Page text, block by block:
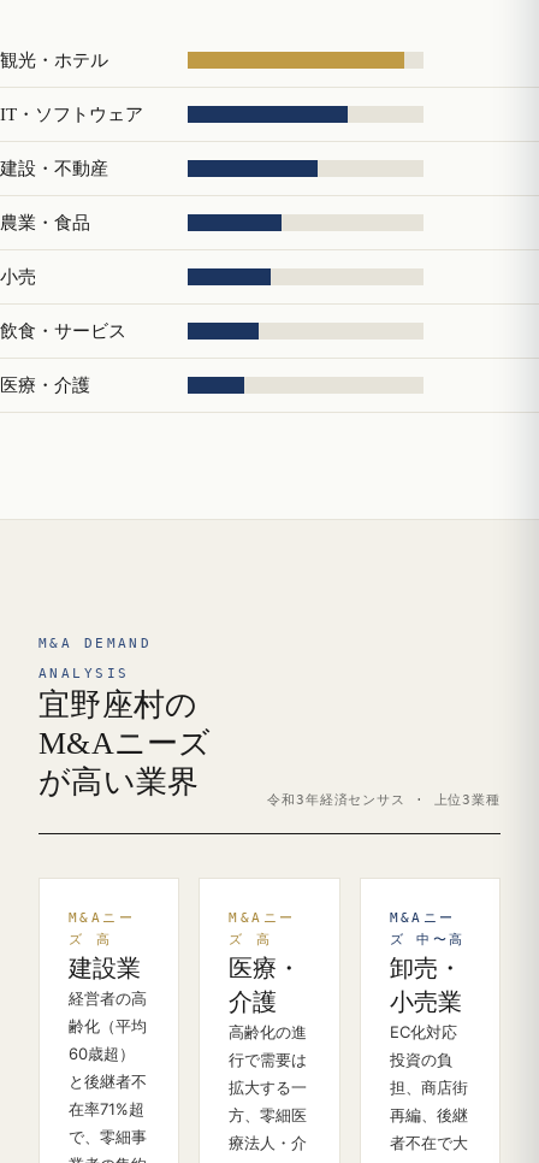
観光・ホテル
IT・ソフトウェア
建設・不動産
農業・食品
小売
飲食・サービス
医療・介護
M&A DEMAND
ANALYSIS
宜野座村の
M&Aニーズ
が高い業界
令和3年経済センサス · 上位3業種
M&Aニー
ズ 高
建設業
経営者の高
齢化（平均
60歳超）
と後継者不
在率71%超
で、零細事
M&Aニー
ズ 高
医療・
介護
高齢化の進
行で需要は
拡大する一
方、零細医
療法人・介
M&Aニー
ズ 中〜高
卸売・
小売業
EC化対応
投資の負
担、商店街
再編、後継
者不在で大